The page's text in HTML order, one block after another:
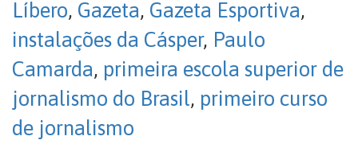
Líbero, Gazeta, Gazeta Esportiva,
instalações da Cásper, Paulo
Camarda, primeira escola superior de
jornalismo do Brasil, primeiro curso
de jornalismo